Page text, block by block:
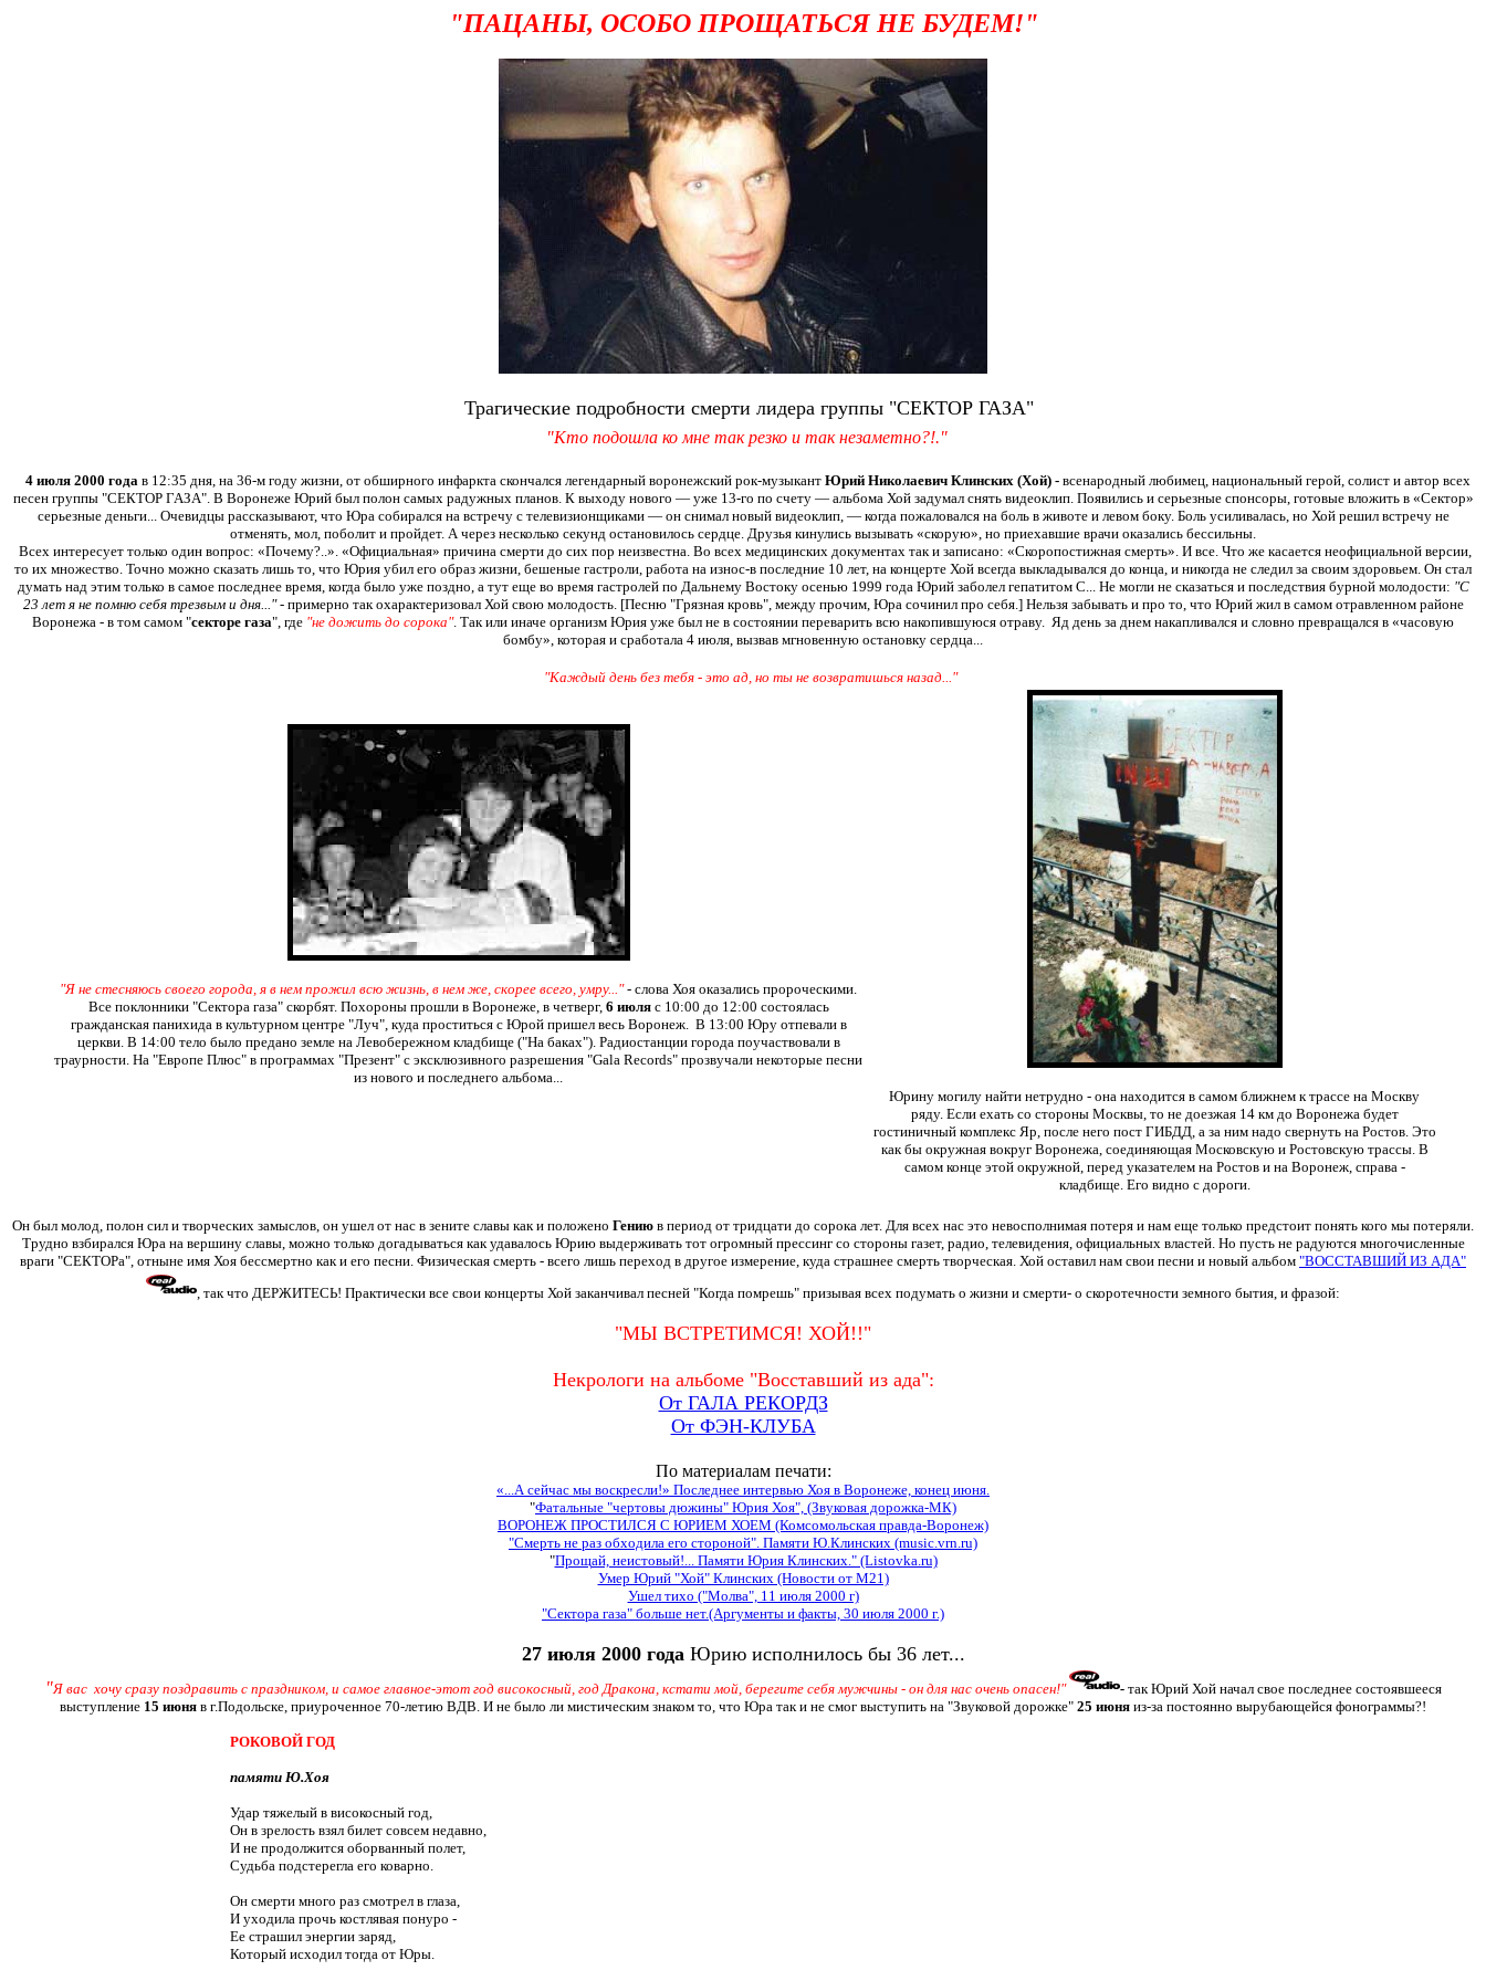
"ПАЦАНЫ, ОСОБО ПРОЩАТЬСЯ НЕ БУДЕМ!"
Трагические подробности смерти лидера группы "СЕКТОР ГАЗА"
"Кто подошла ко мне так резко и так незаметно?!."
4 июля 2000 годав 12:35 дня, на 36-м году жизни, от обширного инфаркта скончался легендарный воронежский рок-музыкант Юрий Николаевич Клинских (Хой) - всенародный любимец, национальный герой, солист и автор всех
песен группы "CЕКТОР ГАЗА". В Воронеже Юрий был полон самых радужных планов. К выходу нового — уже 13-го по счету — альбома Хой задумал снять видеоклип. Появились и серьезные спонсоры, готовые вложить в «Сектор»
серьезные деньги... Очевидцы рассказывают, что Юра собирался на встречу с телевизионщиками — он снимал новый видеоклип, — когда пожаловался на боль в животе и левом боку. Боль усиливалась, но Хой решил встречу не
отменять, мол, поболит и пройдет. А через несколько секунд остановилось сердце. Друзья кинулись вызывать «cкорую», но приехавшие врачи оказались бессильны.
Всех интересует только один вопрос: «Почему?..». «Официальная» причина смерти до сих пор неизвестна. Во всех медицинских документах так и записано: «Скоропостижная смерть». И все. Что же касается неофициальной версии,
то их множество. Точно можно сказать лишь то, что Юрия убил его образ жизни, бешеные гастроли, работа на износ-в последние 10 лет, на концерте Хой всегда выкладывался до конца, и никогда не следил за своим здоровьем. Он стал
думать над этим только в самое последнее время, когда было уже поздно, а тут еще во время гастролей по Дальнему Востоку осенью 1999 года Юрий заболел гепатитом С... Не могли не сказаться и последствия бурной молодости: "С
23 лет я не помню себя трезвым и дня..."- примерно так охарактеризовал Хой свою молодость. [Песню "Грязная кровь", между прочим, Юра сочинил про себя.] Нельзя забывать и про то, что Юрий жил в самом отравленном районе
Воронежа - в том самом "секторе газа", где "не дожить до сорока". Так или иначе организм Юрия уже был не в состоянии переварить всю накопившуюся отраву. Яд день за днем накапливался и словно превращался в «часовую
бомбу», которая и сработала 4 июля, вызвав мгновенную остановку сердца...
"Каждый день без тебя - это ад, но ты не возвратишься назад..."
"Я не стесняюсь своего города, я в нем прожил всю жизнь, в нем же, скорее всего, умру..."- слова Хоя оказались пророческими.
Все поклонники "Сектора газа" скорбят. Похороны прошли в Воронеже, в четверг, 6 июляс 10:00 до 12:00 состоялась
гражданская панихида в культурном центре "Луч", куда проститься с Юрой пришел весь Воронеж. В 13:00 Юру отпевали в
церкви. В 14:00 тело было предано земле на Левобережном кладбище ("На баках"). Радиостанции города поучаствовали в
траурности. На "Европе Плюс" в программах "Презент" с эксклюзивного разрешения "Gala Records" прозвучали некоторые песни
из нового и последнего альбома...
Юрину могилу найти нетрудно - она находится в самом ближнем к трассе на Москву
ряду. Если ехать со стороны Москвы, то не доезжая 14 км до Воронежа будет
гостиничный комплекс Яр, после него пост ГИБДД, а за ним надо свернуть на Ростов. Это
как бы окружная вокруг Воронежа, соединяющая Московскую и Ростовскую трассы. В
самом конце этой окружной, перед указателем на Ростов и на Воронеж, справа -
кладбище. Его видно с дороги.
Он был молод, полон сил и творческих замыслов, он ушел от нас в зените славы как и положено Гению в период от тридцати до сорока лет. Для всех нас это невосполнимая потеря и нам еще только предстоит понять кого мы потеряли.
Трудно взбирался Юра на вершину славы, можно только догадываться как удавалось Юрию выдерживать тот огромный прессинг со стороны газет, радио, телевидения, официальных властей. Но пусть не радуются многочисленные
враги "СЕКТОРа", отныне имя Хоя бессмертно как и его песни. Физическая смерть - всего лишь переход в другое измерение, куда страшнее смерть творческая. Хой оставил нам свои песни и новый альбом "ВОССТАВШИЙ ИЗ АДА"
, так что ДЕРЖИТЕСЬ! Практически все свои концерты Хой заканчивал песней "Когда помрешь" призывая всех подумать о жизни и смерти- о скоротечности земного бытия, и фразой:
"МЫ ВСТРЕТИМСЯ! ХОЙ!!"
Некрологи на альбоме "Восставший из ада":
От ГАЛА РЕКОРДЗ
От ФЭН-КЛУБА
По материалам печати:
«...А сейчас мы воскресли!» Последнее интервью Хоя в Воронеже, конец июня.
"Фатальные "чертовы дюжины" Юрия Хоя", (Звуковая дорожка-МК)
ВОРОНЕЖ ПРОСТИЛСЯ С ЮРИЕМ ХОЕМ (Комсомольская правда-Воронеж)
"Cмерть не раз обходила его стороной". Памяти Ю.Клинских (music.vrn.ru)
"Прощай, неистовый!... Памяти Юрия Клинских." (Listovka.ru)
Умер Юрий "Хой" Клинских (Новости от M21)
Ушел тихо ("Молва", 11 июля 2000 г)
"Сектора газа" больше нет.(Аргументы и факты, 30 июля 2000 г.)
27 июля 2000 года Юрию исполнилось бы 36 лет...
"Я вас хочу сразу поздравить с праздником, и самое главное-этот год високосный, год Дракона, кстати мой, берегите себя мужчины - он для нас очень опасен!" - так Юрий Хой начал свое последнее состоявшееся
выступление 15 июня в г.Подольске, приуроченное 70-летию ВДВ. И не было ли мистическим знаком то, что Юра так и не смог выступить на "Звуковой дорожке" 25 июня из-за постоянно вырубающейся фонограммы?!
РОКОВОЙ ГОД
памяти Ю.Хоя
Удар тяжелый в високосный год,
Он в зрелость взял билет совсем недавно,
И не продолжится оборванный полет,
Судьба подстерегла его коварно.
Он смерти много раз смотрел в глаза,
И уходила прочь костлявая понуро -
Ее страшил энергии заряд,
Который исходил тогда от Юры.